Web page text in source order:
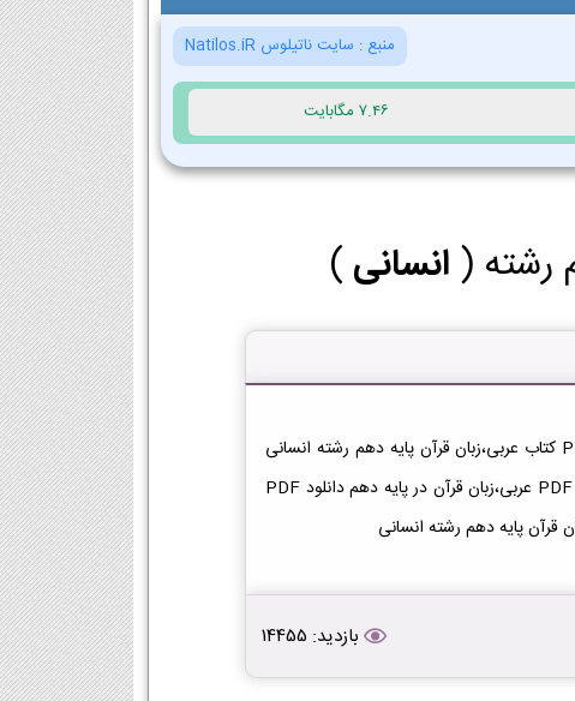
منبع : سایت ناتیلوس Natilos.iR
7.46 مگابایت
رشته ( انسانی )
دانلود کتاب عربی،زبان قرآن دهم انسانی دانلود فایل PDF کتاب عربی،زبان قرآن پایه دهم رشته انسانی
[دانلود PDF] | لینک دانلود کتاب عربی،زبان قرآن | لینک PDF عربی،زبان قرآن در پایه دهم دانلود PDF
قرآن پایه دهم رشته انسانی
بازدید: 14455